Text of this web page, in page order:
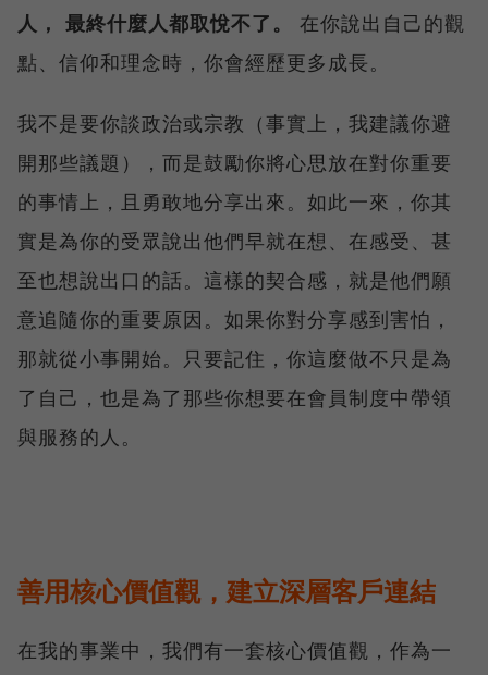
人， 最終什麼人都取悅不了。
在你說出自己的觀
點、信仰和理念時，你會經歷更多成長。
我不是要你談政治或宗教（事實上，我建議你避
開那些議題），而是鼓勵你將心思放在對你重要
的事情上，且勇敢地分享出來。如此一來，你其
實是為你的受眾說出他們早就在想、在感受、甚
至也想說出口的話。這樣的契合感，就是他們願
意追隨你的重要原因。如果你對分享感到害怕，
那就從小事開始。只要記住，你這麼做不只是為
了自己，也是為了那些你想要在會員制度中帶領
與服務的人。
善用核心價值觀，建立深層客戶連結
在我的事業中，我們有一套核心價值觀，作為一